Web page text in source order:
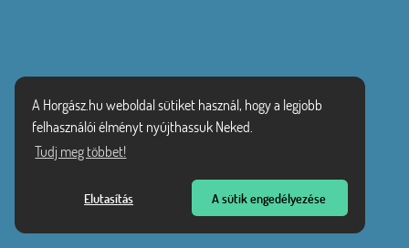
A Horgász.hu weboldal sütiket használ, hogy a legjobb
felhasználói élményt nyújthassuk Neked.
Tudj meg többet!
Elutasítás A sütik engedélyezése